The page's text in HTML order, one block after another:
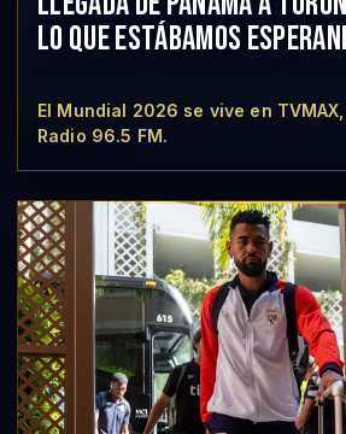
LO QUE ESTÁBAMOS
El Mundial 2026 se vive en
Radio 96.5 FM.